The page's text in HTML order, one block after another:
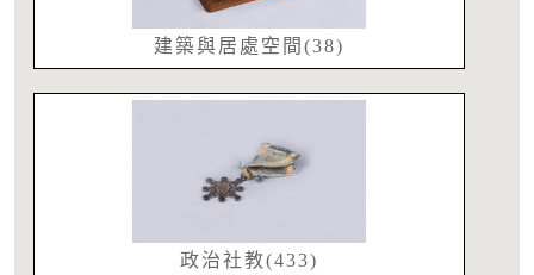
建築與居處空間(38)
政治社教(433)